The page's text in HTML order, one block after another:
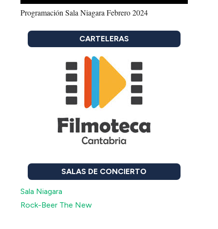
Programación Sala Niagara Febrero 2024
CARTELERAS
SALAS DE CONCIERTO
Sala Niagara
Rock-Beer The New